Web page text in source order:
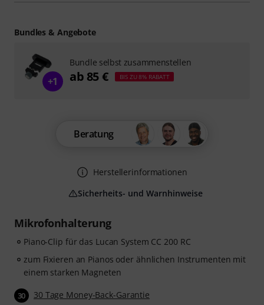
Mikrofonhalterung
Piano-Clip für das Lucan System CC 200 RC
zum Fixieren an Pianos oder ähnlichen Instrumenten mit
einem starken Magneten
30 30 Tage Money-Back-Garantie
Beratung
Herstellerinformationen
Sicherheits- und Warnhinweise
Bundles & Angebote
+1
Bundle selbst zusammenstellen
ab 85 € BIS ZU 8% RABATT